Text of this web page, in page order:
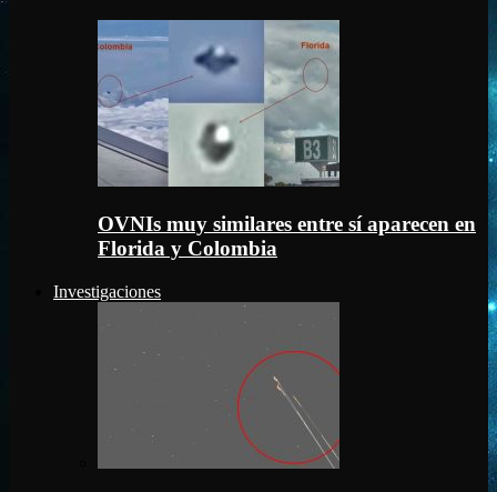
OVNIs muy similares entre sí aparecen en
Florida y Colombia
Investigaciones